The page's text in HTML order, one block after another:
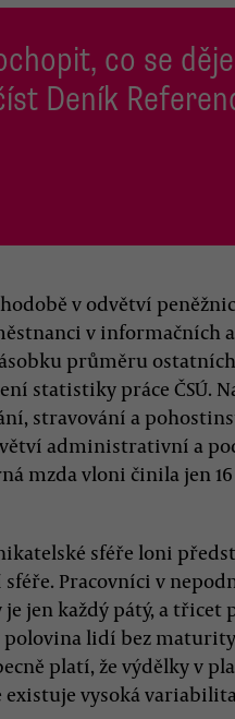
co se
Deník
v odvětví
v informačních
průměru
statistiky práce ČSÚ.
stravování a
administrativní a
mzda vloni činila jen
sféře loni
Pracovníci v
jen každý pátý, a třicet
polovina lidí bez
platí, že výdělky v
vysoká